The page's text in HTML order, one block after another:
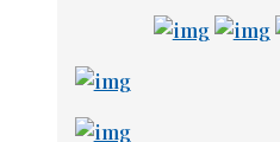
link to
link to https://
link to https://